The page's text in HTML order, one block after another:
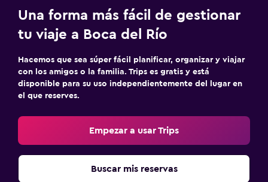
Una forma más fácil de gestionar
tu viaje a Boca del Río
Hacemos que sea súper fácil planificar, organizar y viajar
con los amigos o la familia. Trips es gratis y está
disponible para su uso independientemente del lugar en
el que reserves.
Empezar a usar Trips
Buscar mis reservas